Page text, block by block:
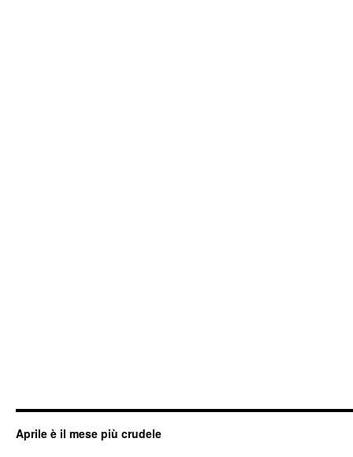
Aprile è il mese più crudele